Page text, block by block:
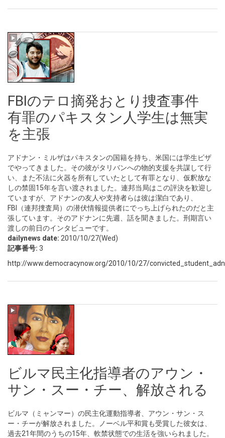
FBIのテロ摘発おとり捜査事件
有罪のパキスタン人学生は無実
を主張
アドナン・ミルザはパキスタンの国籍を持ち、米国には学生ビザ
でやってきました。その彼がタリバンへの物的支援を共謀して行
い、また不法に火器を所有していたとして有罪となり、仮釈放な
しの禁固15年を言い渡されました。連邦当局はこの評決を歓迎し
ていますが、アドナンの友人や支持者らは彼は潔白であり、
FBI（連邦捜査局）の潜伏情報提供者にでっち上げられたのだと主
張しています。そのアドナンに先週、話を聞きました。刑期言い
渡しの前日のインタビューです。
dailynews date: 2010/10/27(Wed)
記事番号: 3
http://www.democracynow.org/2010/10/27/
ビルマ民主化指導者のアウン・
サン・スー・チー、解放される
ビルマ（ミャンマー）の民主化運動指導者、アウン・サン・ス
ー・チーが解放されました。ノーベル平和賞も受賞した彼女は、
過去21年間のうちの15年、軟禁状態での生活を強いられました。